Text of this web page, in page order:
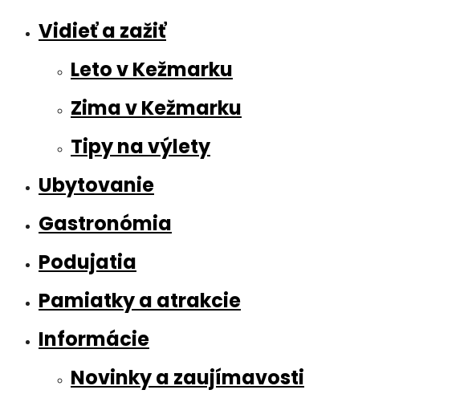
Vidieť a zažiť
Leto v Kežmarku
Zima v Kežmarku
Tipy na výlety
Ubytovanie
Gastronómia
Podujatia
Pamiatky a atrakcie
Informácie
Novinky a zaujímavosti